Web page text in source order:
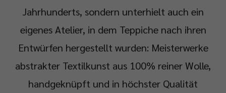
Jahrhunderts, sondern unterhielt auch ein
eigenes Atelier, in dem Teppiche nach ihren
Entwürfen hergestellt wurden: Meisterwerke
abstrakter Textilkunst aus 100% reiner Wolle,
handgeknüpft und in höchster Qualität